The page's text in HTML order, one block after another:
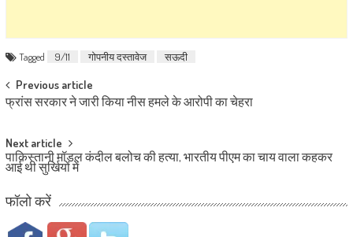
Tagged 9/11 गोपनीय दस्तावेज सऊदी
Post navigation
Previous article
फ्रांस सरकार ने जारी किया नीस हमले के आरोपी का चेहरा
Next article
पाकिस्तानी मॉडल कंदील बलोच की हत्या, भारतीय पीएम का चाय वाला कहकर
आई थी सुर्खियों में
फॉलो करें